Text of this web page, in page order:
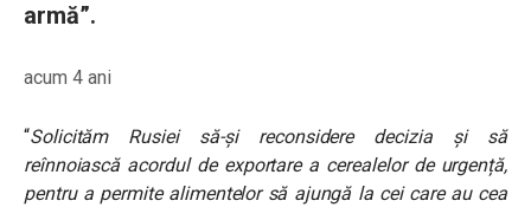
armă”.
acum 4 ani
“Solicităm Rusiei să-și reconsidere decizia și să
reînnoiască acordul de exportare a cerealelor de urgență,
pentru a permite alimentelor să ajungă la cei care au cea